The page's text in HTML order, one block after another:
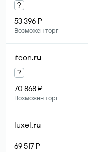
?
53 396 ₽
Возможен торг
ifcon.ru
?
70 868 ₽
Возможен торг
luxel.ru
69 517 ₽